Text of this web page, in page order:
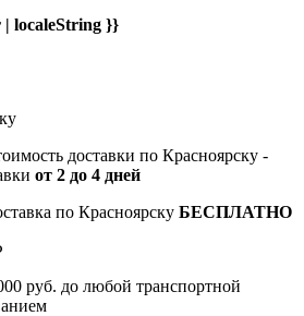
localeString }}
доставки по Красноярску -
от 2 до 4 дней
по Красноярску БЕСПЛАТНО
руб. до любой транспортной